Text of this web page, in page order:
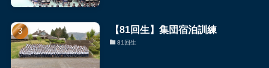
【81回生】集団宿泊訓練
81回生